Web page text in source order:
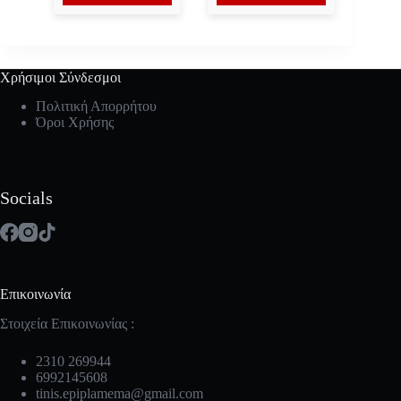
Χρήσιμοι Σύνδεσμοι
Πολιτική Απορρήτου
Όροι Χρήσης
Socials
Επικοινωνία
Στοιχεία Επικοινωνίας :
2310 269944
6992145608
tinis.epiplamema@gmail.com